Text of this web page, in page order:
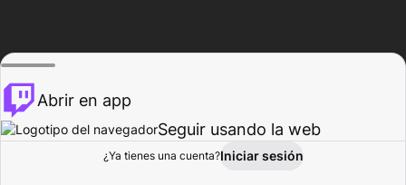
Explorar Actividad
Abrir en app
Seguir usando la web
¿Ya tienes una cuenta?Iniciar sesión